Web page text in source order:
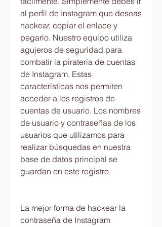
al perfil de Instagram que deseas
hackear, copiar el enlace y
pegarlo. Nuestro equipo utiliza
agujeros de seguridad para
combatir la piratería de cuentas
de Instagram. Estas
características nos permiten
acceder a los registros de
cuentas de usuario. Los nombres
de usuario y contraseñas de los
usuarios que utilizamos para
realizar búsquedas en nuestra
base de datos principal se
guardan en este registro.
La mejor forma de hackear la
contraseña de Instagram